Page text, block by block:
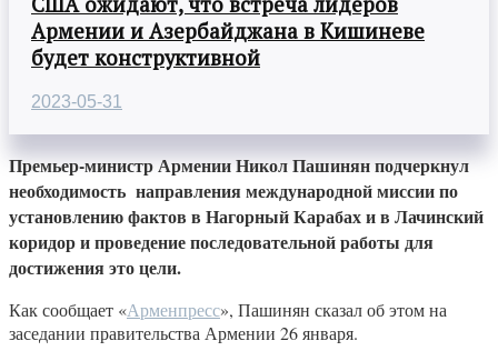
Армении и Азербайджана в Кишиневе
будет конструктивной
2023-05-31
Премьер-министр Армении Никол Пашинян подчеркнул
необходимость направления международной миссии по
установлению фактов в Нагорный Карабах и в Лачинский
коридор и проведение последовательной работы для
достижения это цели.
Как сообщает «Арменпресс», Пашинян сказал об этом на
заседании правительства Армении 26 января.